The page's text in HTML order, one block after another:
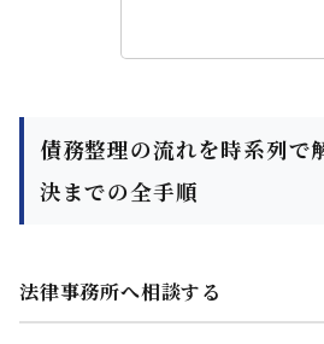
債務整理の流れを時系列で
決までの全手順
法律事務所へ相談する